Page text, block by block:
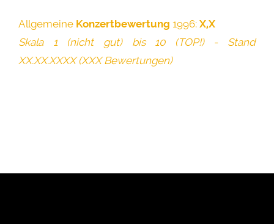
Allgemeine Konzertbewertung 1996: X,X
Skala 1 (nicht gut) bis 10 (TOP!) - Stand
XX.XX.XXXX (XXX Bewertungen)